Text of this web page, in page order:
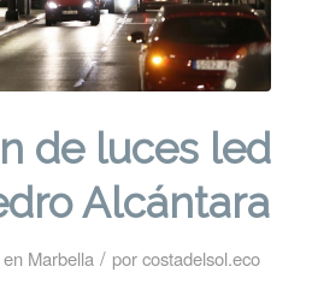
de luces led
Alcántara
en Marbella / porcostadelsol.eco